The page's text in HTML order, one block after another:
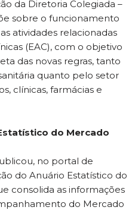
da Diretoria Colegiada –
sobre o funcionamento
atividades relacionadas
(EAC), com o objetivo
das novas regras, tanto
quanto pelo setor
clínicas, farmácias e
do Mercado
no portal de
do Anuário Estatístico do
consolida as informações
do Mercado